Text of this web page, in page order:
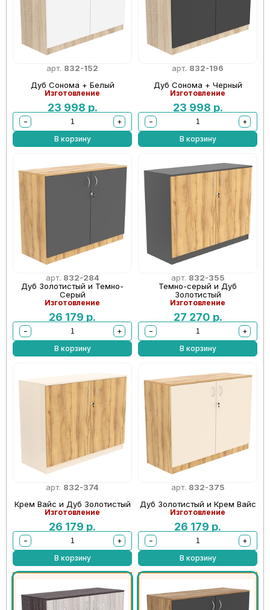
арт. 832-152
Дуб Сонома + Белый
Изготовление
23 998 р.
−
+
В корзину
арт. 832-196
Дуб Сонома + Черный
Изготовление
23 998 р.
−
+
В корзину
арт. 832-284
Дуб Золотистый и Темно-
Серый
Изготовление
26 179 р.
−
+
В корзину
арт. 832-355
Темно-серый и Дуб
Золотистый
Изготовление
27 270 р.
−
+
В корзину
арт. 832-374
Крем Вайс и Дуб Золотистый
Изготовление
26 179 р.
−
+
В корзину
арт. 832-375
Дуб Золотистый и Крем Вайс
Изготовление
26 179 р.
−
+
В корзину